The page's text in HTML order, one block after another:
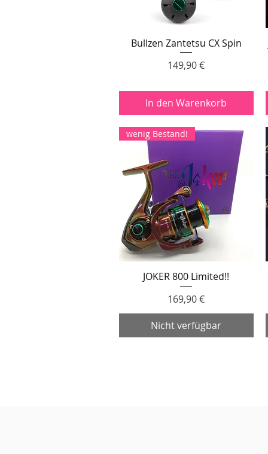
Schnellansicht
Bullzen Zantetsu CX Spin
Preis
149,90 €
In den Warenkorb
Schnellansicht
wenig Bestand!
JOKER 800 Limited!!
Preis
169,90 €
Nicht verfügbar